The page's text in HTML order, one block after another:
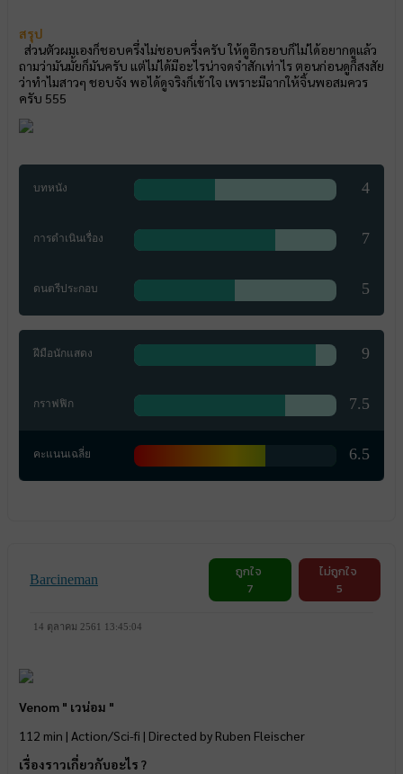
สรุป
ส่วนตัวผมเองก็ชอบครึ่งไม่ชอบครึ่งครับ ให้ดูอีกรอบก็ไม่ได้อยากดูแล้ว
ถามว่ามันมั้ยก็มันครับ แต่ไม่ได้มีอะไรน่าจดจำสักเท่าไร ตอนก่อนดูก็สงสัย
ว่าทำไมสาวๆ ชอบจัง พอได้ดูจริงก็เข้าใจ เพราะมีฉากให้จิ้นพอสมควร
ครับ 555
บทหนัง 4
การดำเนินเรื่อง 7
ดนตรีประกอบ 5
ฝีมือนักแสดง 9
กราฟฟิก 7.5
คะแนนเฉลี่ย 6.5
Barcineman
ถูกใจ
7
ไม่ถูกใจ
5
14 ตุลาคม 2561 13:45:04
Venom " เวน่อม "
112 min | Action/Sci-fi | Directed by Ruben Fleischer
เรื่องราวเกี่ยวกับอะไร ?